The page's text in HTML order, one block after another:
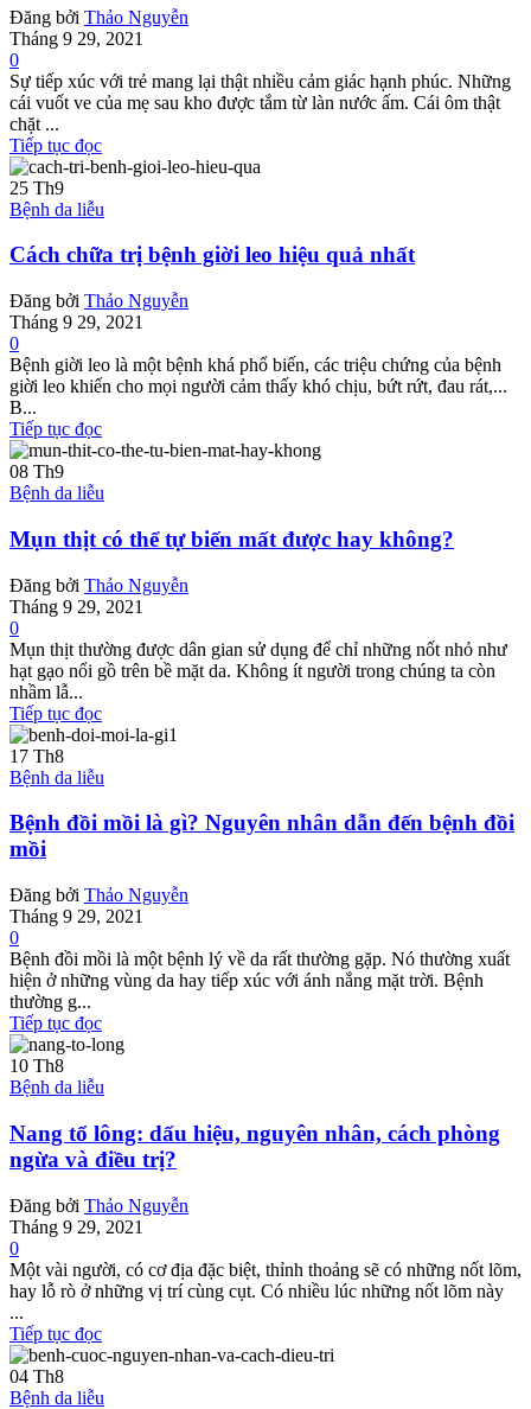
Đăng bởi Thảo Nguyễn
Tháng 9 29, 2021
0
Sự tiếp xúc với trẻ mang lại thật nhiều cảm giác hạnh phúc. Những
cái vuốt ve của mẹ sau kho được tắm từ làn nước ấm. Cái ôm thật
chặt ...
Tiếp tục đọc
25 Th9
Bệnh da liễu
Cách chữa trị bệnh giời leo hiệu quả nhất
Đăng bởi Thảo Nguyễn
Tháng 9 29, 2021
0
Bệnh giời leo là một bệnh khá phổ biến, các triệu chứng của bệnh
giời leo khiến cho mọi người cảm thấy khó chịu, bứt rứt, đau rát,...
B...
Tiếp tục đọc
08 Th9
Bệnh da liễu
Mụn thịt có thể tự biến mất được hay không?
Đăng bởi Thảo Nguyễn
Tháng 9 29, 2021
0
Mụn thịt thường được dân gian sử dụng để chỉ những nốt nhỏ như
hạt gạo nổi gồ trên bề mặt da. Không ít người trong chúng ta còn
nhầm lẫ...
Tiếp tục đọc
17 Th8
Bệnh da liễu
Bệnh đồi mồi là gì? Nguyên nhân dẫn đến bệnh đồi
mồi
Đăng bởi Thảo Nguyễn
Tháng 9 29, 2021
0
Bệnh đồi mồi là một bệnh lý về da rất thường gặp. Nó thường xuất
hiện ở những vùng da hay tiếp xúc với ánh nắng mặt trời. Bệnh
thường g...
Tiếp tục đọc
10 Th8
Bệnh da liễu
Nang tổ lông: dấu hiệu, nguyên nhân, cách phòng
ngừa và điều trị?
Đăng bởi Thảo Nguyễn
Tháng 9 29, 2021
0
Một vài người, có cơ địa đặc biệt, thỉnh thoảng sẽ có những nốt lõm,
hay lỗ rò ở những vị trí cùng cụt. Có nhiều lúc những nốt lõm này
...
Tiếp tục đọc
04 Th8
Bệnh da liễu